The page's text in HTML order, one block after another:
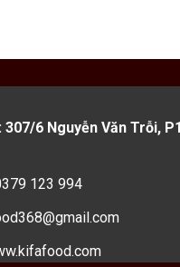
6 Nguyễn Văn Trỗi,
123 994